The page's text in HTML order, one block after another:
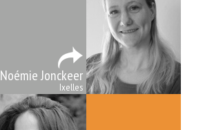
Noémie Jonckeer
Ixelles